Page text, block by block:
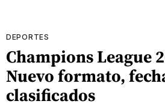
DEPORTES
Champions League
Nuevo formato,
clasificados